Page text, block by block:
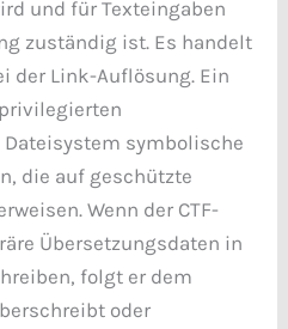
und für Texteingaben
zuständig ist. Es handelt
der Link-Auflösung. Ein
symbolische
die auf geschützte
Wenn der CTF-
Übersetzungsdaten in
folgt er dem
oder